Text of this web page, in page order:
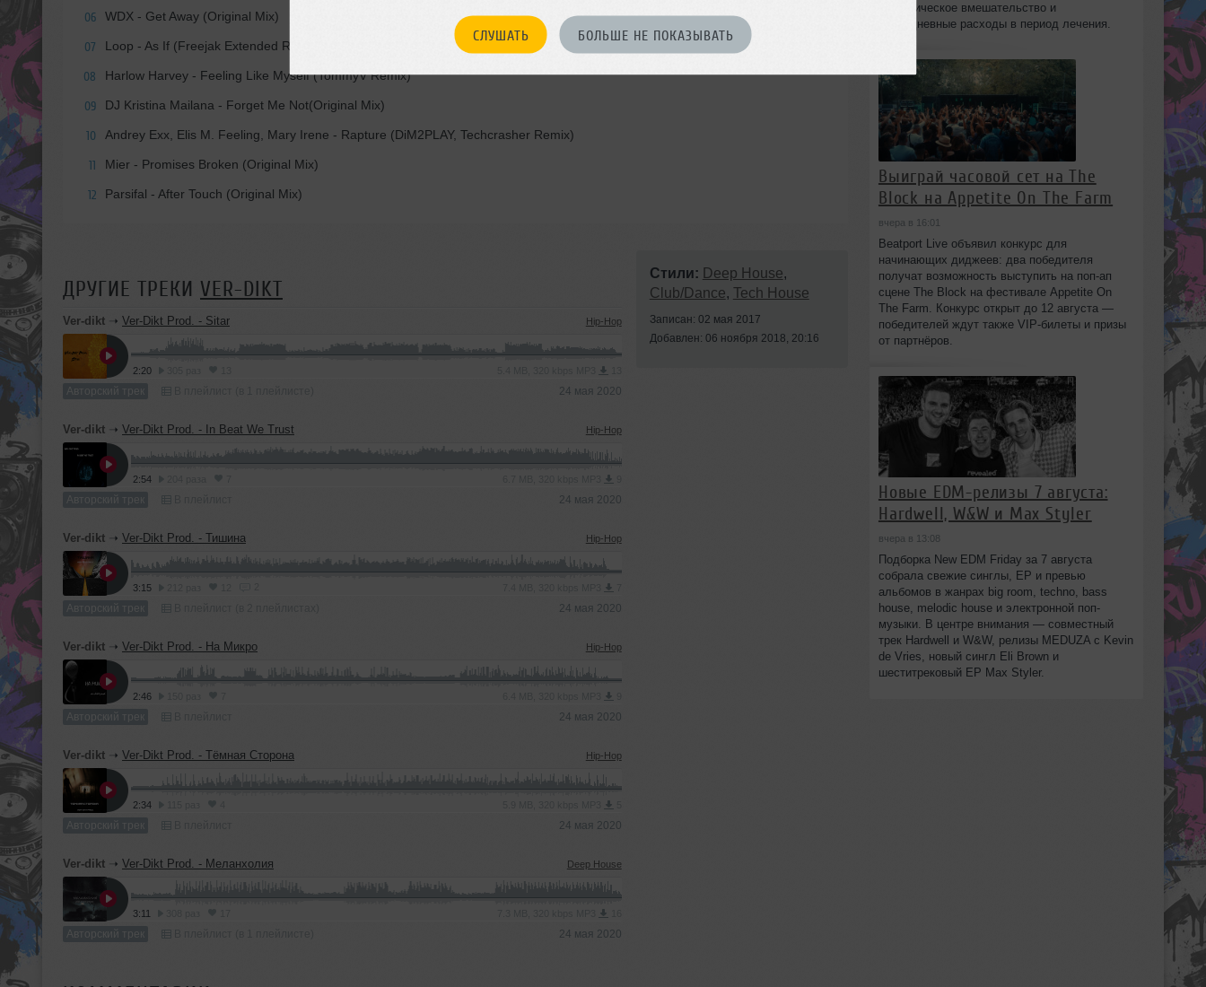
СЛУШАТЬ БОЛЬШЕ НЕ ПОКАЗЫВАТЬ
06 WDX - Get Away (Original Mix)
07 Loop - As If (Freejak Extended Remix)
08 Harlow Harvey - Feeling Like Myself (TommyV Remix)
09 DJ Kristina Mailana - Forget Me Not(Original Mix)
10 Andrey Exx, Elis M. Feeling, Mary Irene - Rapture (DiM2PLAY, Techcrasher Remix)
11 Mier - Promises Broken (Original Mix)
12 Parsifal - After Touch (Original Mix)
ДРУГИЕ ТРЕКИ VER-DIKT
Ver-dikt ➝ Ver-Dikt Prod. - Sitar Hip-Hop
2:20
Авторский трек 24 мая 2020
Ver-dikt ➝ Ver-Dikt Prod. - In Beat We Trust Hip-Hop
2:54
Авторский трек 24 мая 2020
Ver-dikt ➝ Ver-Dikt Prod. - Тишина Hip-Hop
3:15
Авторский трек 24 мая 2020
Ver-dikt ➝ Ver-Dikt Prod. - Ha Микро Hip-Hop
2:46
Авторский трек 24 мая 2020
Ver-dikt ➝ Ver-Dikt Prod. - Тёмная Сторона Hip-Hop
2:34
Авторский трек 24 мая 2020
Ver-dikt ➝ Ver-Dikt Prod. - Меланхолия Deep House
3:11
Авторский трек 24 мая 2020
Стили: Deep House,
Club/Dance, Tech House
Записан: 02 мая 2017
Добавлен: 06 ноября 2018, 20:16
хирургическое вмешательство и
повседневные расходы в период лечения.
Выиграй часовой сет на The
Block на Appetite On The Farm
вчера в 16:01
Beatport Live объявил конкурс для
начинающих диджеев: два победителя
получат возможность выступить на поп‑ап
сцене The Block на фестивале Appetite On
The Farm. Конкурс открыт до 12 августа —
победителей ждут также VIP‑билеты и призы
от партнёров.
Новые EDM-релизы 7 августа:
Hardwell, W&W и Max Styler
вчера в 13:08
Подборка New EDM Friday за 7 августа
собрала свежие синглы, EP и превью
альбомов в жанрах big room, techno, bass
house, melodic house и электронной поп-
музыки. В центре внимания — совместный
трек Hardwell и W&W, релизы MEDUZA с Kevin
de Vries, новый сингл Eli Brown и
шеститрековый EP Max Styler.